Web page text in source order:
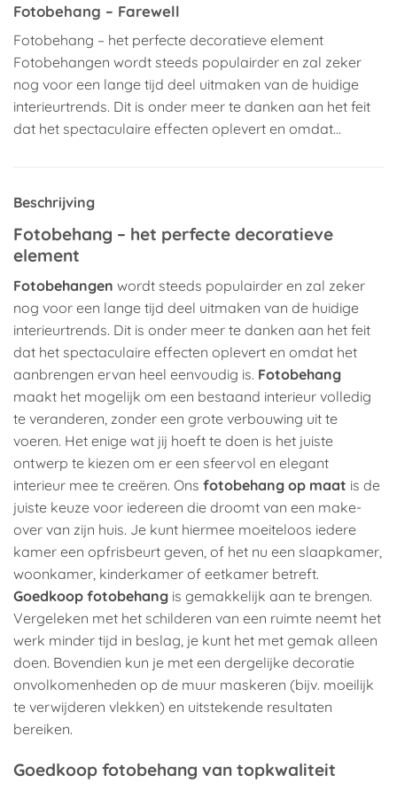
Fotobehang – Farewell
Fotobehang – het perfecte decoratieve element
Fotobehangen wordt steeds populairder en zal zeker
nog voor een lange tijd deel uitmaken van de huidige
interieurtrends. Dit is onder meer te danken aan het feit
dat het spectaculaire effecten oplevert en omdat…
Beschrijving
Fotobehang – het perfecte decoratieve
element
Fotobehangen wordt steeds populairder en zal zeker
nog voor een lange tijd deel uitmaken van de huidige
interieurtrends. Dit is onder meer te danken aan het feit
dat het spectaculaire effecten oplevert en omdat het
aanbrengen ervan heel eenvoudig is. Fotobehang
maakt het mogelijk om een bestaand interieur volledig
te veranderen, zonder een grote verbouwing uit te
voeren. Het enige wat jij hoeft te doen is het juiste
ontwerp te kiezen om er een sfeervol en elegant
interieur mee te creëren. Ons fotobehang op maat is de
juiste keuze voor iedereen die droomt van een make-
over van zijn huis. Je kunt hiermee moeiteloos iedere
kamer een opfrisbeurt geven, of het nu een slaapkamer,
woonkamer, kinderkamer of eetkamer betreft.
Goedkoop fotobehang is gemakkelijk aan te brengen.
Vergeleken met het schilderen van een ruimte neemt het
werk minder tijd in beslag, je kunt het met gemak alleen
doen. Bovendien kun je met een dergelijke decoratie
onvolkomenheden op de muur maskeren (bijv. moeilijk
te verwijderen vlekken) en uitstekende resultaten
bereiken.
Goedkoop fotobehang van topkwaliteit